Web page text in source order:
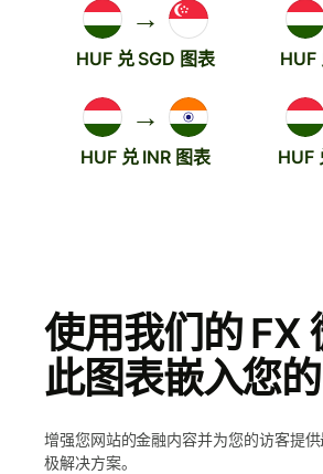
→
HUF 兑 SGD 图表 HUF
→
HUF 兑 INR 图表 HUF
使用我们的 FX
此图表嵌入您
增强您网站的金融内容并为您的访客提
极解决方案。